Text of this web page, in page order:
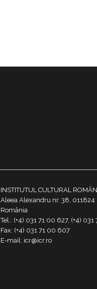
INSTITUTUL CULTURAL ROMÂN
Aleea Alexandru nr. 38, 011824
România
Tel.: (+4) 031 71 00 627, (+4)
Fax: (+4) 031 71 00 607
E-mail: icr@icr.ro